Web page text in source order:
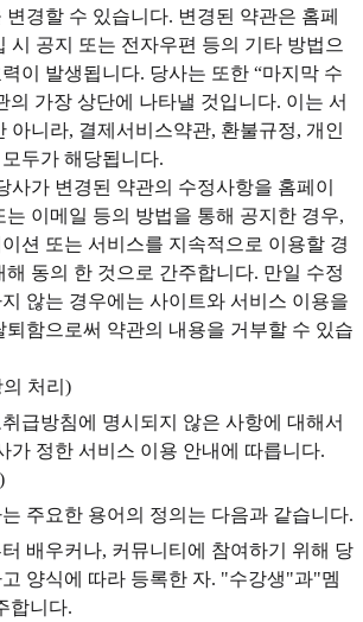
경할 수 있습니다. 변경된 약관은 홈페
시 공지 또는 전자우편 등의 기타 방법으
이 발생됩니다. 당사는 또한 “마지막 수
의 가장 상단에 나타낼 것입니다. 이는 서
아니라, 결제서비스약관, 환불규정, 개인
두가 해당됩니다.
사가 변경된 약관의 수정사항을 홈페이
는 이메일 등의 방법을 통해 공지한 경우,
션 또는 서비스를 지속적으로 이용할 경
해 동의 한 것으로 간주합니다. 만일 수정
않는 경우에는 사이트와 서비스 이용을
퇴함으로써 약관의 내용을 거부할 수 있습
처리)
급방침에 명시되지 않은 사항에 대해서
가 정한 서비스 이용 안내에 따릅니다.
주요한 용어의 정의는 다음과 같습니다.
배우커나, 커뮤니티에 참여하기 위해 당
양식에 따라 등록한 자. "수강생"과"멤
합니다.